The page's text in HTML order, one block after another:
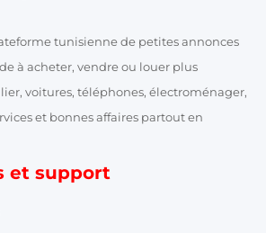
tunisienne de petites annonces
à acheter, vendre ou louer plus
voitures, téléphones, électroménager,
et bonnes affaires partout en
et support